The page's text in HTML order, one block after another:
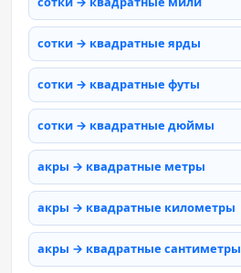
сотки → квадратные ярды
сотки → квадратные футы
сотки → квадратные дюймы
акры → квадратные метры
акры → квадратные километры
акры → квадратные сантиметры